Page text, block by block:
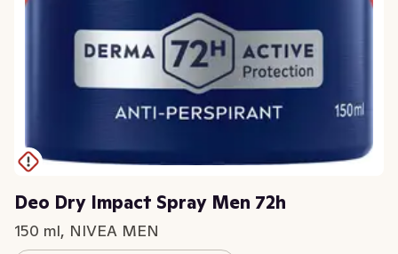
Deo Dry Impact Spray Men 72h
150 ml, NIVEA MEN